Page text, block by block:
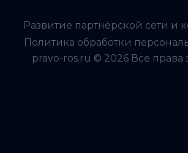
Развитие партнёрской сети и
Политика обработки
pravo-ros.ru © 2026 Все